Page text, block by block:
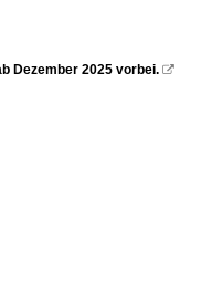
Dezember 2025 vorbei. 